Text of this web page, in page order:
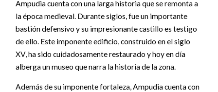
Ampudia cuenta con una larga historia que se remonta a
la época medieval. Durante siglos, fue un importante
bastión defensivo y su impresionante castillo es testigo
de ello. Este imponente edificio, construido en el siglo
XV, ha sido cuidadosamente restaurado y hoy en día
alberga un museo que narra la historia de la zona.
Además de su imponente fortaleza, Ampudia cuenta con